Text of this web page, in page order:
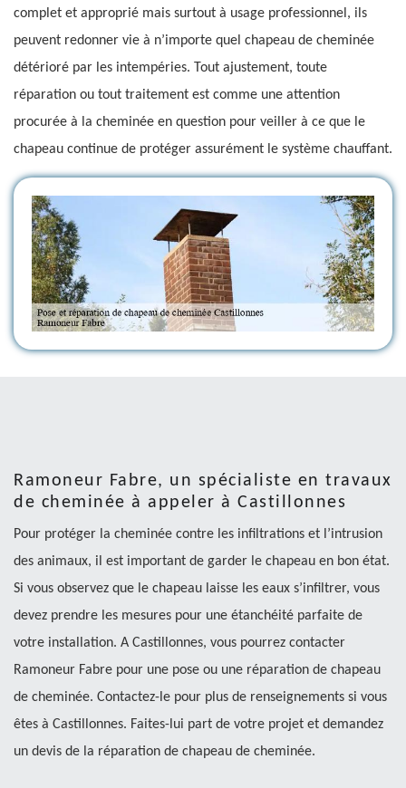
complet et approprié mais surtout à usage professionnel, ils
peuvent redonner vie à n’importe quel chapeau de cheminée
détérioré par les intempéries. Tout ajustement, toute
réparation ou tout traitement est comme une attention
procurée à la cheminée en question pour veiller à ce que le
chapeau continue de protéger assurément le système chauffant.
Ramoneur Fabre, un spécialiste en travaux
de cheminée à appeler à Castillonnes
Pour protéger la cheminée contre les infiltrations et l’intrusion
des animaux, il est important de garder le chapeau en bon état.
Si vous observez que le chapeau laisse les eaux s’infiltrer, vous
devez prendre les mesures pour une étanchéité parfaite de
votre installation. A Castillonnes, vous pourrez contacter
Ramoneur Fabre pour une pose ou une réparation de chapeau
de cheminée. Contactez-le pour plus de renseignements si vous
êtes à Castillonnes. Faites-lui part de votre projet et demandez
un devis de la réparation de chapeau de cheminée.